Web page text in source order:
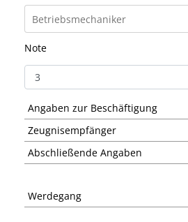
Note
Angaben zur Beschäftigung
Zeugnisempfänger
Abschließende Angaben
Werdegang